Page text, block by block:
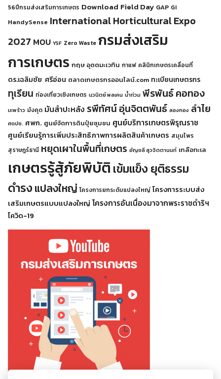
56ปีกรมส่งเสริมการเกษตร Download Field Day GAP GI
HandySense International Horticultural Expo
2027 MOU YSF Zero Waste กรมส่งเสริม
การเกษตร กฤษ อุตตมะเวทิน กาแฟ คลินิกเกษตรเคลื่อนที่
ดร.เฉลิมชัย ศรีอ่อน ตลาดเกษตรกรออนไลน์.com ทะเบียนเกษตรกร
ทุเรียน ท่องเที่ยวเชิงเกษตร นวนิตย์ พลเคน น้ำท่วม พีรพันธ์ คอทอง
มะพร้าว มังคุด มันสำปะหลัง รพีทัศน์ อุ่นจิตตพันธ์ ลองกอง ลำไย
ศดปช. ศพก. ศูนย์จัดการดินปุ๋ยชุมชน ศูนย์บริการเกษตรพิรุณราช
ศูนย์เรียนรู้การเพิ่มประสิทธิภาพการผลิตสินค้าเกษตร สมุนไพร
สุราษฎร์ธานี หยุดเผาในพื้นที่เกษตร อัญชลี สุวจิตตานนท์ เกลือทะเล
เกษตรรู้สู้ภัยพิบัติ เข้มแข็ง ยุติธรรม
ดำรงแปลงใหญ่ โครงการยกระดับแปลงใหญ่ โครงการระบบส่ง
เสริมเกษตรแบบแปลงใหญ่ โครงการอันเนื่องมาจากพระราชดำริฯ
โควิด-19